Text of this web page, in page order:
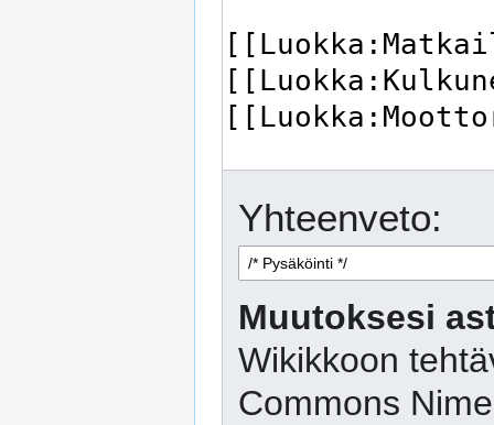
Yhteenveto:
Muutoksesi
Wikikkoon
Commons